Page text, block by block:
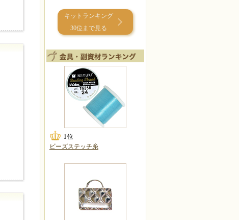
キットランキング
30位まで見る
ビーズステッチ糸